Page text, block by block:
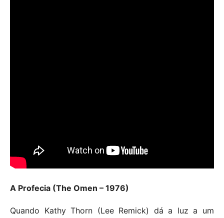
A Profecia (The Omen – 1976)
Quando Kathy Thorn (Lee Remick) dá a luz a um